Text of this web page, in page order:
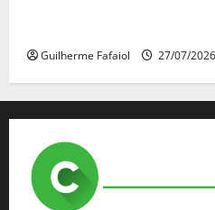
Guilherme Fafaiol 27/07/2026